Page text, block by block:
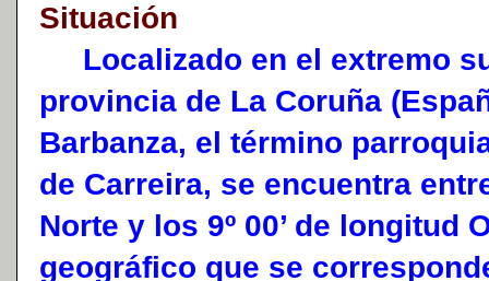
Situación
Localizado en el extremo
provincia de La Coruña
Barbanza, el término
de Carreira, se encuentra
Norte y los 9º 00’ de longitud
geográfico que se